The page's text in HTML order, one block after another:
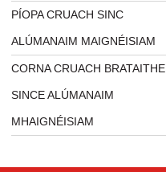
PÍOPA CRUACH SINC
ALÚMANAIM MAIGNÉISIAM
CORNA CRUACH BRATAITHE
SINCE ALÚMANAIM
MHAIGNÉISIAM